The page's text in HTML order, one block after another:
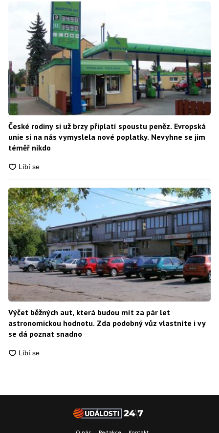
České rodiny si už brzy připlatí spoustu peněz. Evropská
unie si na nás vymyslela nové poplatky. Nevyhne se jim
téměř nikdo
Výčet běžných aut, která budou mít za pár let
astronomickou hodnotu. Zda podobný vůz vlastníte i vy
se dá poznat snadno